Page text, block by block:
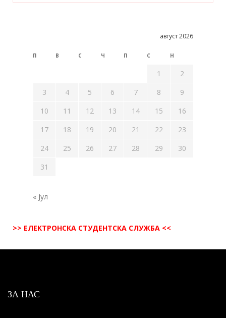
август 2026
П В С Ч П С Н
1
2
3
4 5 6 7 8
9
10
11 12 13 14 15
16
17
18 19 20 21 22
23
24
25 26 27 28 29
30
31
« Јул
>> ЕЛЕКТРОНСКА СТУДЕНТСКА СЛУЖБА <<
ЗА НАС